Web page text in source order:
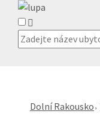
Dolní Rakousko